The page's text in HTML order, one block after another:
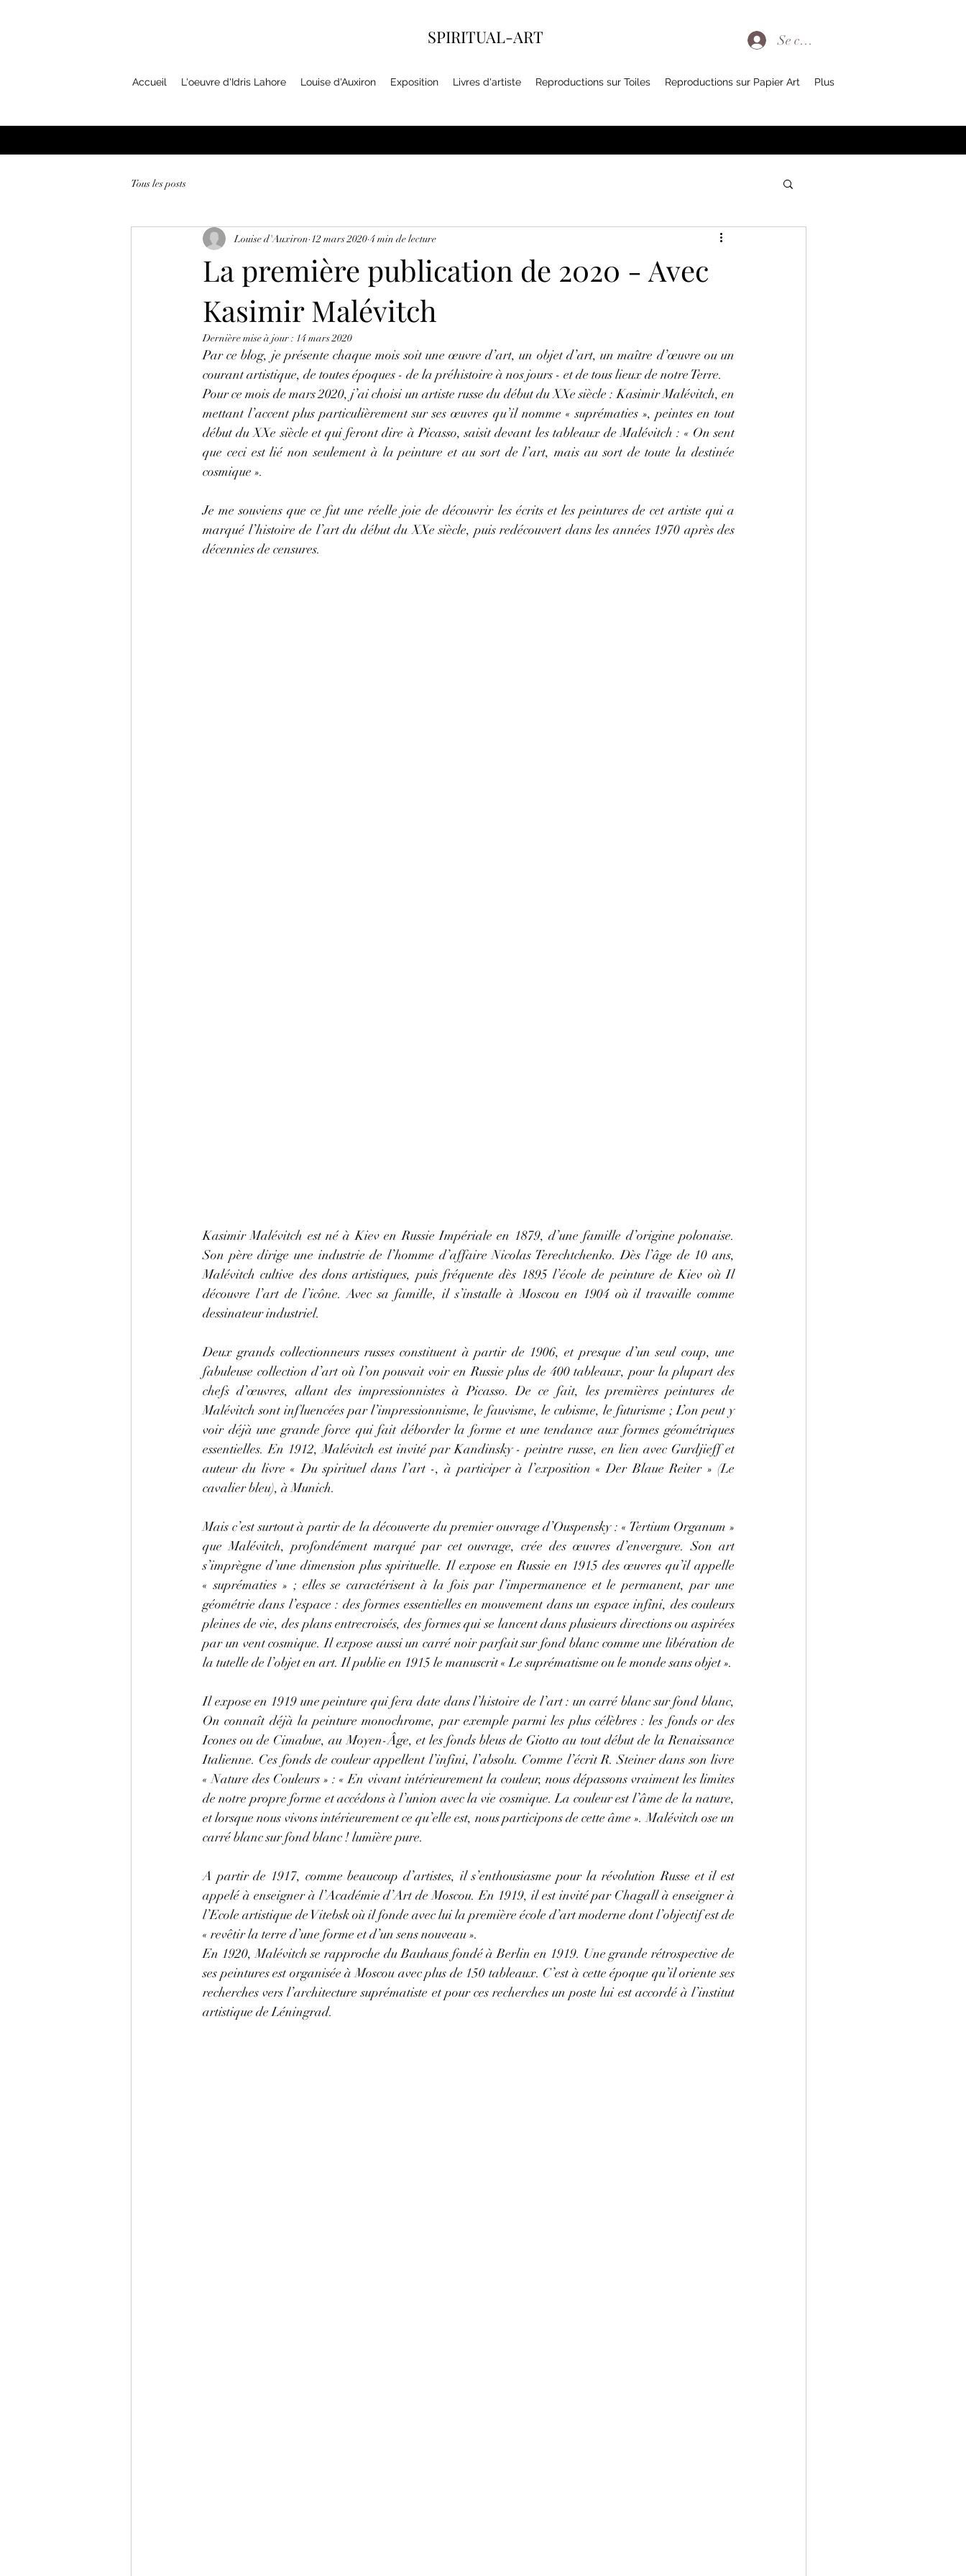
SPIRITUAL-ART
Accueil L'oeuvre d'Idris Lahore Louise d'Auxiron Exposition Livres d'artiste Reproductions sur Toiles Reproductions sur Papier Art Plus
Se connecter
Tous les posts
La première publication de 2020 - Avec
Kasimir Malévitch
Louise d'Auxiron 12 mars 2020 4 min de lecture
Dernière mise à jour : 14 mars 2020
Par ce blog, je présente chaque mois soit une œuvre d’art, un objet d’art, un maître d’œuvre ou un
courant artistique, de toutes époques - de la préhistoire à nos jours - et de tous lieux de notre Terre.
Pour ce mois de mars 2020, j’ai choisi un artiste russe du début du XXe siècle : Kasimir Malévitch, en
mettant l’accent plus particulièrement sur ses œuvres qu’il nomme « suprématies », peintes en tout
début du XXe siècle et qui feront dire à Picasso, saisit devant les tableaux de Malévitch : « On sent
que ceci est lié non seulement à la peinture et au sort de l’art, mais au sort de toute la destinée
cosmique ».
Je me souviens que ce fut une réelle joie de découvrir les écrits et les peintures de cet artiste qui a
marqué l’histoire de l’art du début du XXe siècle, puis redécouvert dans les années 1970 après des
décennies de censures.
Kasimir Malévitch est né à Kiev en Russie Impériale en 1879, d’une famille d’origine polonaise.
Son père dirige une industrie de l’homme d’affaire Nicolas Terechtchenko. Dès l’âge de 10 ans,
Malévitch cultive des dons artistiques, puis fréquente dès 1895 l’école de peinture de Kiev où Il
découvre l’art de l’icône. Avec sa famille, il s’installe à Moscou en 1904 où il travaille comme
dessinateur industriel.
Deux grands collectionneurs russes constituent à partir de 1906, et presque d’un seul coup, une
fabuleuse collection d’art où l’on pouvait voir en Russie plus de 400 tableaux, pour la plupart des
chefs d’œuvres, allant des impressionnistes à Picasso. De ce fait, les premières peintures de
Malévitch sont influencées par l’impressionnisme, le fauvisme, le cubisme, le futurisme ; L’on peut y
voir déjà une grande force qui fait déborder la forme et une tendance aux formes géométriques
essentielles. En 1912, Malévitch est invité par Kandinsky - peintre russe, en lien avec Gurdjieff et
auteur du livre « Du spirituel dans l’art -, à participer à l’exposition « Der Blaue Reiter » (Le
cavalier bleu), à Munich.
Mais c’est surtout à partir de la découverte du premier ouvrage d’Ouspensky : « Tertium Organum »
que Malévitch, profondément marqué par cet ouvrage, crée des œuvres d’envergure. Son art
s’imprègne d’une dimension plus spirituelle. Il expose en Russie en 1915 des œuvres qu’il appelle
« suprématies » ; elles se caractérisent à la fois par l’impermanence et le permanent, par une
géométrie dans l’espace : des formes essentielles en mouvement dans un espace infini, des couleurs
pleines de vie, des plans entrecroisés, des formes qui se lancent dans plusieurs directions ou aspirées
par un vent cosmique. Il expose aussi un carré noir parfait sur fond blanc comme une libération de
la tutelle de l’objet en art. Il publie en 1915 le manuscrit « Le suprématisme ou le monde sans objet ».
Il expose en 1919 une peinture qui fera date dans l’histoire de l’art : un carré blanc sur fond blanc,
On connaît déjà la peinture monochrome, par exemple parmi les plus célèbres : les fonds or des
Icones ou de Cimabue, au Moyen-Âge, et les fonds bleus de Giotto au tout début de la Renaissance
Italienne. Ces fonds de couleur appellent l’infini, l’absolu. Comme l’écrit R. Steiner dans son livre
« Nature des Couleurs » : « En vivant intérieurement la couleur, nous dépassons vraiment les limites
de notre propre forme et accédons à l’union avec la vie cosmique. La couleur est l’âme de la nature,
et lorsque nous vivons intérieurement ce qu’elle est, nous participons de cette âme ». Malévitch ose un
carré blanc sur fond blanc ! lumière pure.
A partir de 1917, comme beaucoup d’artistes, il s’enthousiasme pour la révolution Russe et il est
appelé à enseigner à l’Académie d’Art de Moscou. En 1919, il est invité par Chagall à enseigner à
l’Ecole artistique de Vitebsk où il fonde avec lui la première école d’art moderne dont l’objectif est de
« revêtir la terre d’une forme et d’un sens nouveau ».
En 1920, Malévitch se rapproche du Bauhaus fondé à Berlin en 1919. Une grande rétrospective de
ses peintures est organisée à Moscou avec plus de 150 tableaux. C’est à cette époque qu’il oriente ses
recherches vers l’architecture suprématiste et pour ces recherches un poste lui est accordé à l’institut
artistique de Léningrad.